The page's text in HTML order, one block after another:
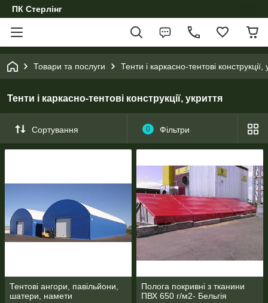
ПК Стерлінг
Товари та послуги Тенти і каркасно-тентові конструкції,
Тенти і каркасно-тентові конструкції, укриття
Сортування 0 Фільтри
Тентові ангори, павільйони,
шатери, намети
Полога покривні з тканини
ПВХ 650 г/м2- Бельгія